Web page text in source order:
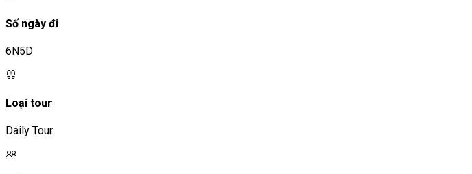
Số ngày đi
6N5D
Loại tour
Daily Tour